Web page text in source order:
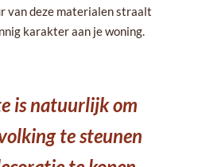
van deze materialen straalt
karakter aan je woning.
is natuurlijk om
te steunen